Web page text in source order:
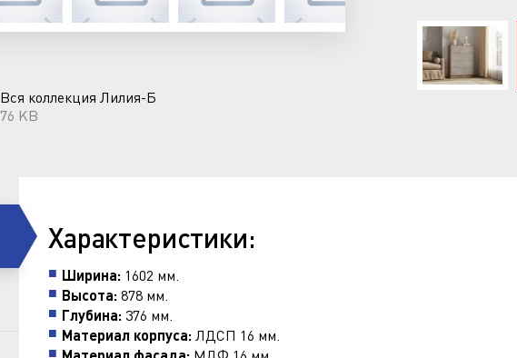
Вся коллекция Лилия-Б
76 KB
Характеристики:
Ширина: 1602 мм.
Высота: 878 мм.
Глубина: 376 мм.
Материал корпуса: ЛДСП 16 мм.